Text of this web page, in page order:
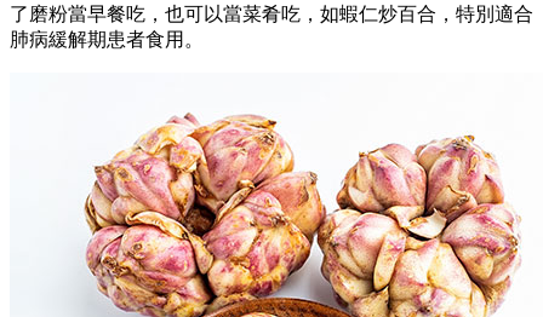
了磨粉當早餐吃，也可以當菜肴吃，如蝦仁炒百合，特別適合
肺病緩解期患者食用。